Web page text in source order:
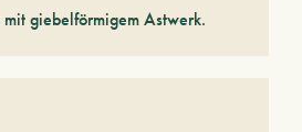
giebelförmigem Astwerk.